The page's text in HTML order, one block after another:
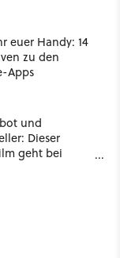
euer Handy: 14
zu den
Apps
und
Dieser
geht bei